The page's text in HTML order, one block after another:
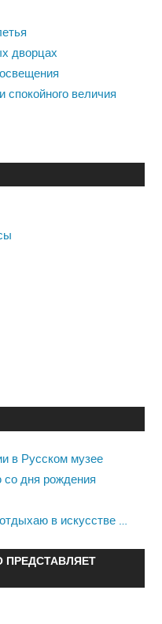
дворцах
спокойного величия
в Русском музее
дня рождения
в искусстве …
ПРЕДСТАВЛЯЕТ